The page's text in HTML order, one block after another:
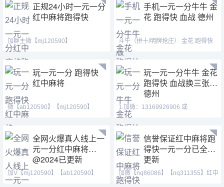
正规24小时一元一分
红中麻将跑得快
加群主微【mj120590】
【ab120590】【tj525555】安全指
手机一元一分牛牛 金
花 跑得快 血战 德州
斗牛（拼十/明牌抢庄） 金花 跑得快
血战麻将 德州扑克➕
玩一元一分 跑得快
红中麻将
微【ab120590】【mj120590】
【tj525555】一元到五元的
玩一元一分牛牛 金花
跑得快 血战换三张
德州
1.加微：13169926906 或
全网火爆真人线上一
元一分红中麻将
@2024已更新
加V【mj120590】【ab120590】
【tj525555】三年靠谱大
信誉保证红中麻将跑
得快一元一分已全面
更新
加薇【nq86086】【nq311355】红中
做鬼百搭，抓马方式为